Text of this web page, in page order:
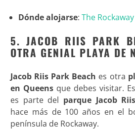
Dónde alojarse: The
5. JACOB RIIS PARK
OTRA GENIAL PLAYA DE
Jacob Riis Park Beach es otra
en Queens que debes visitar.
es parte del parque Jacob Riis
hace más de 100 años en el
península de Rockaway.